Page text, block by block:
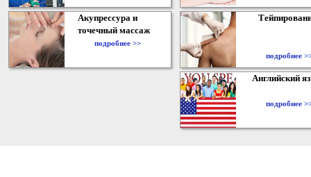
Акупрессура и
точечный массаж
подробнее >>
подробнее
Английский
подробнее